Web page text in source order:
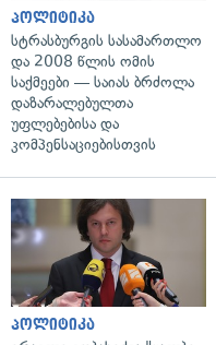
პოლიტიკა
სტრასბურგის სასამართლო
და 2008 წლის ომის
საქმეები — საიას ბრძოლა
დაზარალებულთა
უფლებებისა და
კომპენსაციებისთვის
პოლიტიკა